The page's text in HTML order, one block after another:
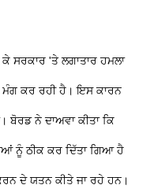
ਸਰਕਾਰ 'ਤੇ ਲਗਾਤਾਰ ਹਮਲਾ
ਮੰਗ ਕਰ ਰਹੀ ਹੈ। ਇਸ ਕਾਰਨ
ਬੋਰਡ ਨੇ ਦਾਅਵਾ ਕੀਤਾ ਕਿ
ਨੂੰ ਠੀਕ ਕਰ ਦਿੱਤਾ ਗਿਆ ਹੈ
ਦੇ ਯਤਨ ਕੀਤੇ ਜਾ ਰਹੇ ਹਨ।